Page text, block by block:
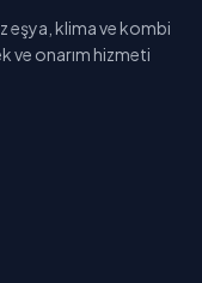
eşya, klima ve kombi
ve onarım hizmeti